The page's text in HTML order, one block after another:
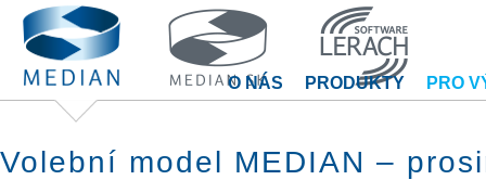
O NÁS PRODUKTY PRO
Volební model MEDIAN –